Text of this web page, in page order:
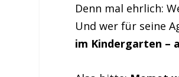
Denn mal ehrlich:
Und wer für seine
im Kindergarten –